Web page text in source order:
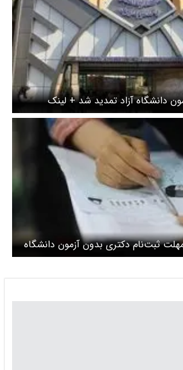
دانشگاه آزاد تمدید شد + لینک
ثبت‌نام دکتری بدون آزمون دانشگاه